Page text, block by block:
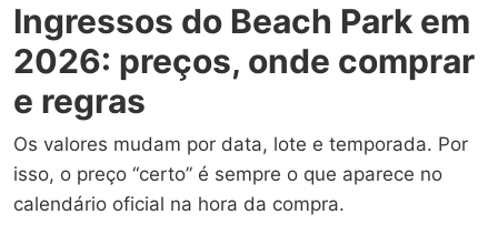
Ingressos do Beach Park em
2026: preços, onde comprar
e regras
Os valores mudam por data, lote e temporada. Por
isso, o preço “certo” é sempre o que aparece no
calendário oficial na hora da compra.